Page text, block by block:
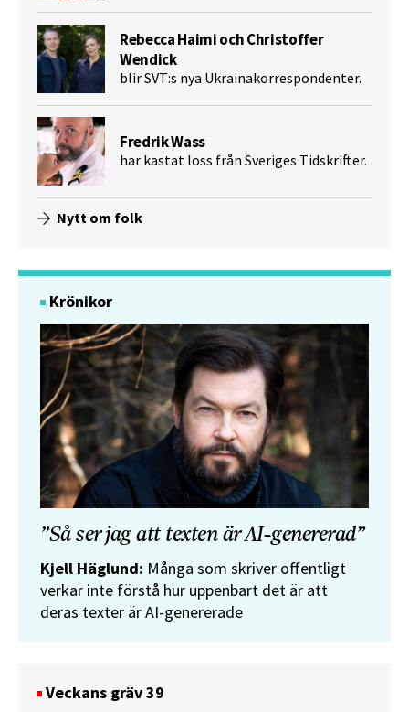
Rebecca Haimi och Christoffer
Wendick
blir SVT:s nya Ukrainakorrespondenter.
Fredrik Wass
har kastat loss från Sveriges Tidskrifter.
Nytt om folk
Krönikor
”Så ser jag att texten är AI-genererad”
Kjell Häglund: Många som skriver offentligt
verkar inte förstå hur uppenbart det är att
deras texter är AI-genererade
Veckans gräv 39